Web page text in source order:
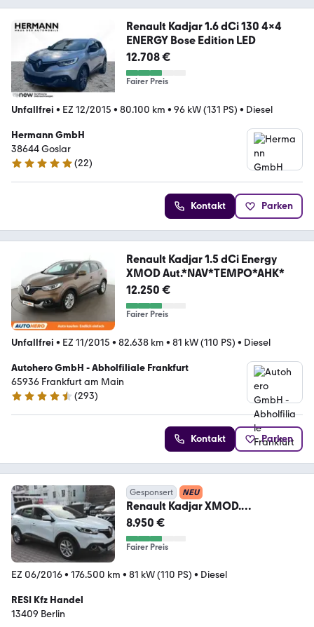
Renault Kadjar 1.6 dCi 130 4x4
ENERGY Bose Edition LED
12.708 €
Fairer Preis
Unfallfrei • EZ 12/2015 • 80.100 km • 96 kW (131 PS) • Diesel
Hermann GmbH
38644 Goslar
5 Sterne
(22)
Kontakt Parken
Renault Kadjar 1.5 dCi Energy
XMOD Aut.*NAV*TEMPO*AHK*
12.250 €
Fairer Preis
Unfallfrei • EZ 11/2015 • 82.638 km • 81 kW (110 PS) • Diesel
Autohero GmbH - Abholfiliale Frankfurt
65936 Frankfurt am Main
4.6 Sterne
(293)
Kontakt Parken
Gesponsert NEU
Renault Kadjar XMOD.
8.950 €
Fairer Preis
EZ 06/2016• 176.500 km • 81 kW (110 PS) • Diesel
RESI Kfz Handel
13409 Berlin